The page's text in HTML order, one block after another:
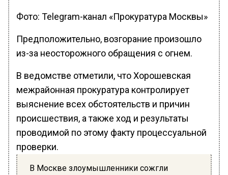
Фото: Telegram-канал «Прокуратура Москвы»
Предположительно, возгорание произошло
из-за неосторожного обращения с огнем.
В ведомстве отметили, что Хорошевская
межрайонная прокуратура контролирует
выяснение всех обстоятельств и причин
происшествия, а также ход и результаты
проводимой по этому факту процессуальной
проверки.
В Москве злоумышленники сожгли